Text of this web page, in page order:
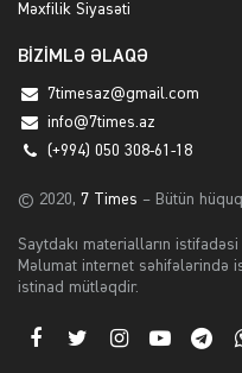
Məxfilik Siyasəti
BİZİMLƏ ƏLAQƏ
7timesaz@gmail.com
info@7times.az
(+994) 050 308-61-18
© 2020, 7 Times – Bütün
Saytdakı materialların
Məlumat internet səhifələrində
istinad mütləqdir.